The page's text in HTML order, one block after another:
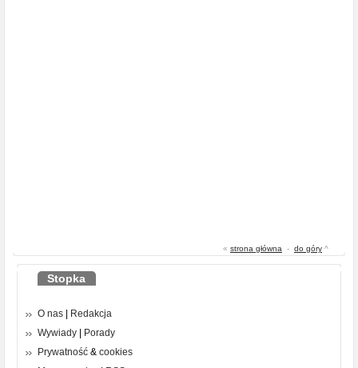
« strona główna - do góry ^
Stopka
O nas | Redakcja
Wywiady | Porady
Prywatność & cookies